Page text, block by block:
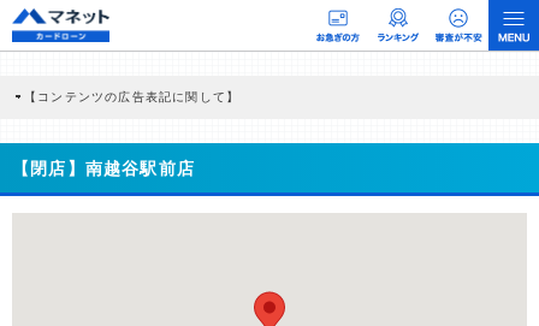
【コンテンツの広告表記に関して】
商品を根拠なくPRするものではなく、当編集部の調査／ユーザーへの口コミ収集な
どに基づき、公平性を担保した情報提供を行っています。
>提携企業一覧
【閉店】南越谷駅前店